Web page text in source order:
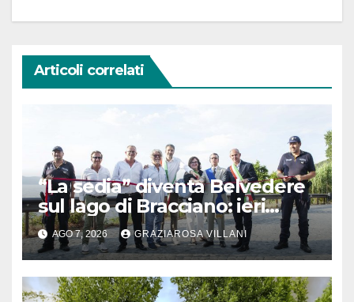
Articoli correlati
“La sedia” diventa Belvedere
sul lago di Bracciano: ieri
l’inaugurazione
AGO 7, 2026 GRAZIAROSA VILLANI